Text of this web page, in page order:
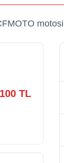
TL